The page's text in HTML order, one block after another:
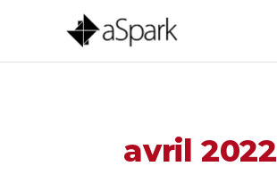
avril 2022